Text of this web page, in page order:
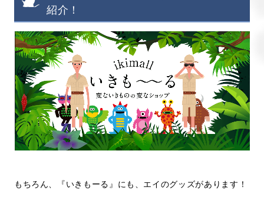
紹介！
もちろん、『いきもーる』にも、エイのグッズがあります！